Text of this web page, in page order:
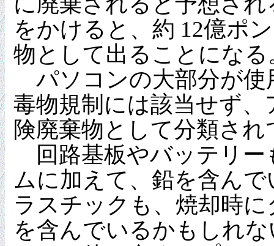
をかけると、約 12億ポ
物として出ることになる
パソコンの大部分が使
毒物規制には該当せず、
険廃棄物として分類され
回路基板やバッテリー
ムに加えて、鉛を含ん
ラスチックも、焼却時
を含んでいるかもしれ